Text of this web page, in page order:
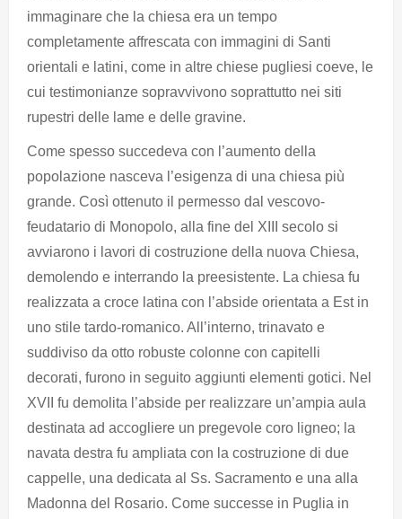
immaginare che la chiesa era un tempo
completamente affrescata con immagini di Santi
orientali e latini, come in altre chiese pugliesi coeve, le
cui testimonianze sopravvivono soprattutto nei siti
rupestri delle lame e delle gravine.
Come spesso succedeva con l’aumento della
popolazione nasceva l’esigenza di una chiesa più
grande. Così ottenuto il permesso dal vescovo-
feudatario di Monopolo, alla fine del XIII secolo si
avviarono i lavori di costruzione della nuova Chiesa,
demolendo e interrando la preesistente. La chiesa fu
realizzata a croce latina con l’abside orientata a Est in
uno stile tardo-romanico. All’interno, trinavato e
suddiviso da otto robuste colonne con capitelli
decorati, furono in seguito aggiunti elementi gotici. Nel
XVII fu demolita l’abside per realizzare un’ampia aula
destinata ad accogliere un pregevole coro ligneo; la
navata destra fu ampliata con la costruzione di due
cappelle, una dedicata al Ss. Sacramento e una alla
Madonna del Rosario. Come successe in Puglia in